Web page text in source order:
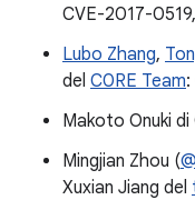
CVE-2017-
Lubo Zhang,
del C0RE Team
Makoto Onuki
Mingjian Zhou (
Xuxian Jiang del